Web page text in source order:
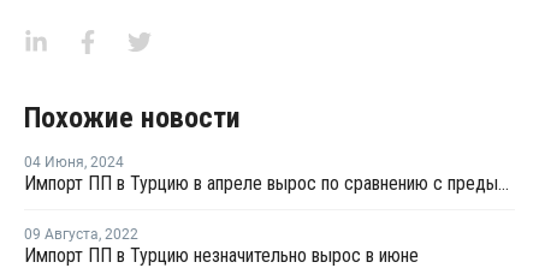
Похожие новости
04 Июня, 2024
Импорт ПП в Турцию в апреле вырос по сравнению с предыдущим месяцем
09 Августа, 2022
Импорт ПП в Турцию незначительно вырос в июне